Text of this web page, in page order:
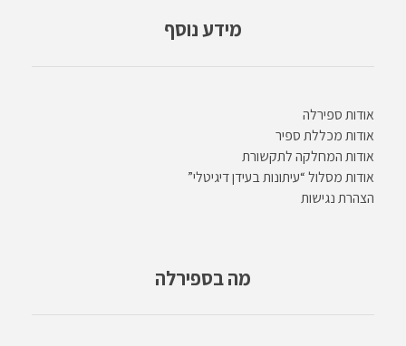
מידע נוסף
אודות ספירלה
אודות מכללת ספיר
אודות המחלקה לתקשורת
אודות מסלול “עיתונות בעידן דיגיטלי”
הצהרת נגישות
מה בספירלה